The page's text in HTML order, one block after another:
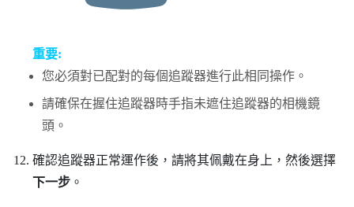
重要:
您必須對已配對的每個追蹤器進行此相同操作。
請確保在握住追蹤器時手指未遮住追蹤器的相機鏡
頭。
確認追蹤器正常運作後，請將其佩戴在身上，然後選擇
下一步。